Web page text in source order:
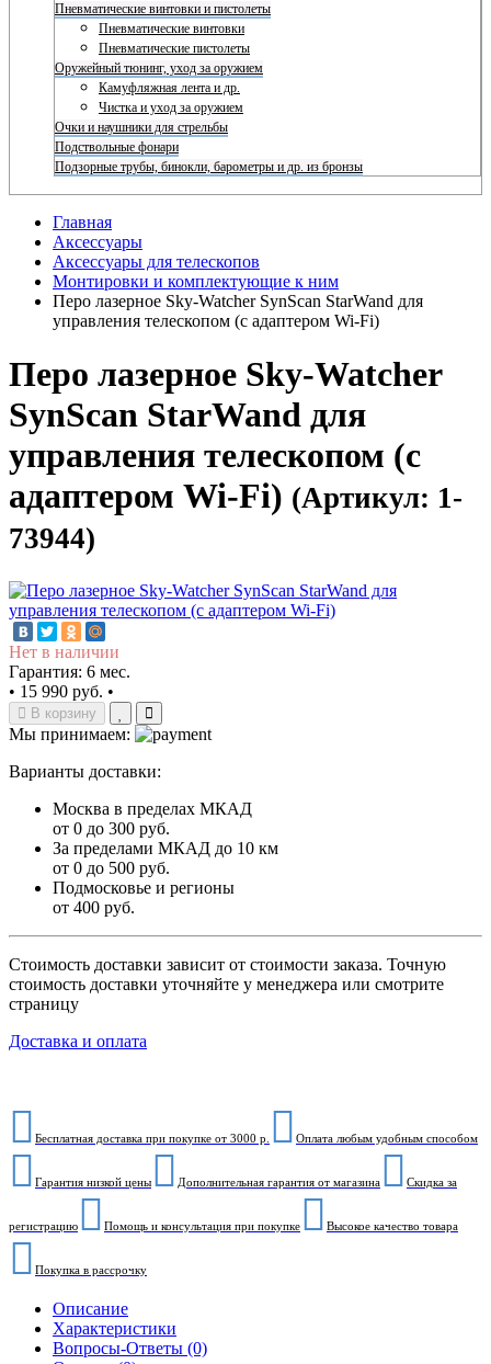
Пневматические винтовки и пистолеты
Пневматические винтовки
Пневматические пистолеты
Оружейный тюнинг, уход за оружием
Камуфляжная лента и др.
Чистка и уход за оружием
Очки и наушники для стрельбы
Подствольные фонари
Подзорные трубы, бинокли, барометры и др. из бронзы
Главная
Аксессуары
Аксессуары для телескопов
Монтировки и комплектующие к ним
Перо лазерное Sky-Watcher SynScan StarWand для
управления телескопом (с адаптером Wi-Fi)
Перо лазерное Sky-Watcher
SynScan StarWand для
управления телескопом (с
адаптером Wi-Fi) (Артикул: 1-
73944)
Нет в наличии
Гарантия: 6 мес.
• 15 990 руб. •
В корзину
Мы принимаем:
Варианты доставки:
Москва в пределах МКАД
от 0 до 300 руб.
За пределами МКАД до 10 км
от 0 до 500 руб.
Подмосковье и регионы
от 400 руб.
Стоимость доставки зависит от стоимости заказа. Точную
стоимость доставки уточняйте у менеджера или смотрите
страницу
Доставка и оплата
Бесплатная доставка при покупке от 3000 р. Оплата любым удобным способом
Гарантия низкой цены Дополнительная гарантия от магазина Скидка за
регистрацию Помощь и консультация при покупке Высокое качество товара
Покупка в рассрочку
Описание
Характеристики
Вопросы-Ответы (0)